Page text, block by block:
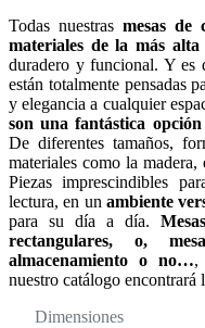
Todas nuestrasmesas de
materiales de la más alta
duradero y funcional. Y es
están totalmente pensadas
y elegancia a cualquier
son una fantástica
De diferentes tamaños,
materiales como la
Piezas imprescindibles
lectura, en unambiente
para su día a día.
rectangulares, o,
almacenamiento o no…,
nuestro catálogo encontrará
Dimensiones